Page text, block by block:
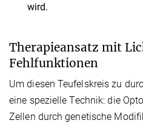
wird.
Therapieansatz mit
Fehlfunktionen
Um diesen Teufelskreis zu
eine spezielle Technik: die
Zellen durch genetische